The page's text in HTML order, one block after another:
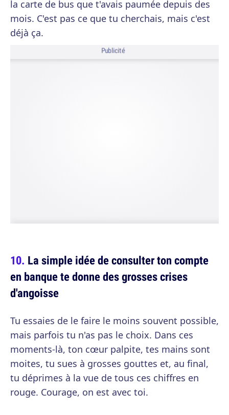
la carte de bus que t'avais paumée depuis des
mois. C'est pas ce que tu cherchais, mais c'est
déjà ça.
Publicité
La simple idée de consulter ton compte
en banque te donne des grosses crises
d'angoisse
Tu essaies de le faire le moins souvent possible,
mais parfois tu n'as pas le choix. Dans ces
moments-là, ton cœur palpite, tes mains sont
moites, tu sues à grosses gouttes et, au final,
tu déprimes à la vue de tous ces chiffres en
rouge. Courage, on est avec toi.